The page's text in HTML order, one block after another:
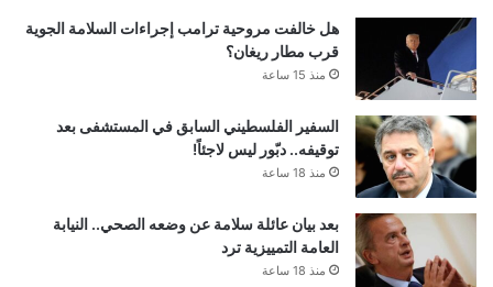
هل خالفت مروحية ترامب إجراءات السلامة الجوية
قرب مطار ريغان؟
منذ 15 ساعة
السفير الفلسطيني السابق في المستشفى بعد
توقيفه.. دبّور ليس لاجئاً!
منذ 18 ساعة
بعد بيان عائلة سلامة عن وضعه الصحي.. النيابة
العامة التمييزية ترد
منذ 18 ساعة